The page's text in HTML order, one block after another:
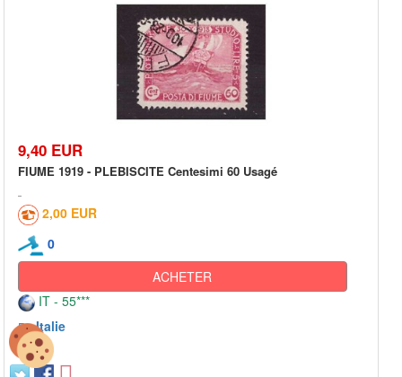
9,40 EUR
FIUME 1919 - PLEBISCITE Centesimi 60 Usagé
2,00 EUR
0
ACHETER
IT - 55***
Italie